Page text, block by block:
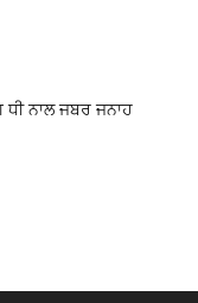
ਧੀ ਨਾਲ ਜਬਰ ਜਨਾਹ